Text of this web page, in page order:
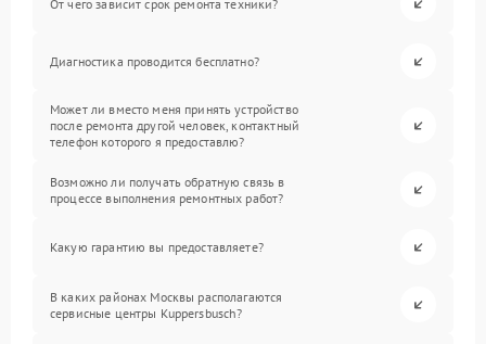
От чего зависит срок ремонта техники?
Диагностика проводится бесплатно?
Может ли вместо меня принять устройство
после ремонта другой человек, контактный
телефон которого я предоставлю?
Возможно ли получать обратную связь в
процессе выполнения ремонтных работ?
Какую гарантию вы предоставляете?
В каких районах Москвы располагаются
сервисные центры Kuppersbusch?